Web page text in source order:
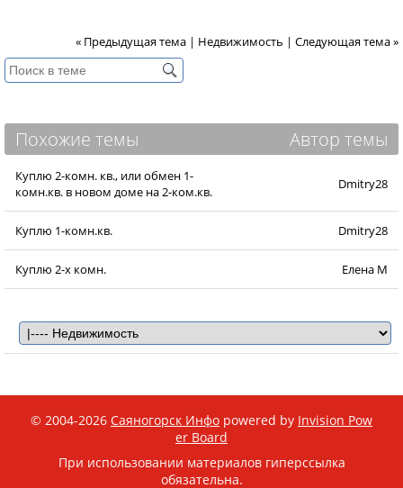
« Предыдущая тема | Недвижимость | Следующая тема »
Похожие темы Автор темы
Куплю 2-комн. кв., или обмен 1-
комн.кв. в новом доме на 2-ком.кв.
Dmitry28
Куплю 1-комн.кв. Dmitry28
Куплю 2-х комн. Елена М
© 2004-2026 Саяногорск Инфо powered by Invision Pow
er Board
При использовании материалов гиперссылка
обязательна.